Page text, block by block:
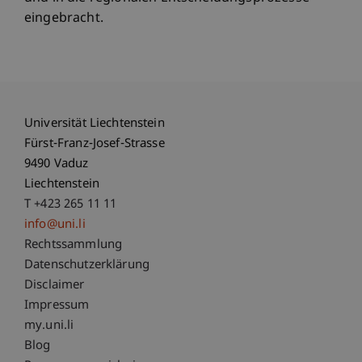
eingebracht.
Universität Liechtenstein
Fürst-Franz-Josef-Strasse
9490 Vaduz
Liechtenstein
T +423 265 11 11
info@uni.li
Fußzeile Rechtliche Hinweise
Rechtssammlung
Datenschutzerklärung
Disclaimer
Impressum
Fußzeile Subdomain-Verzeichnis
my.uni.li
Blog